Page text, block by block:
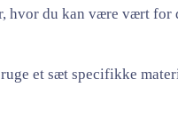
hvor du kan være vært for
et sæt specifikke